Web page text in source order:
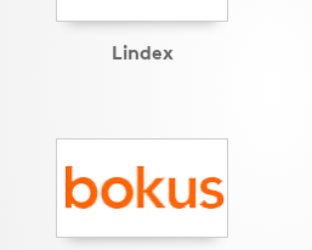
Lindex